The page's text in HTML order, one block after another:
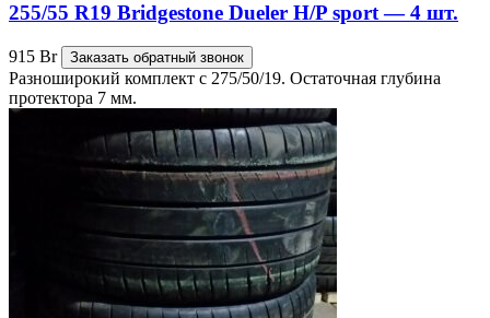
255/55 R19 Bridgestone Dueler H/P sport — 4 шт.
915 Br Заказать обратный звонок
Разноширокий комплект с 275/50/19. Остаточная глубина
протектора 7 мм.